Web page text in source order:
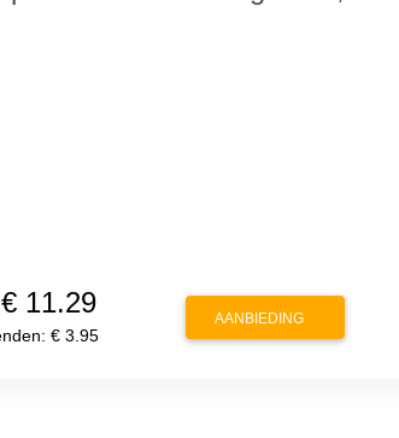
€ 3.95
AANBIEDING